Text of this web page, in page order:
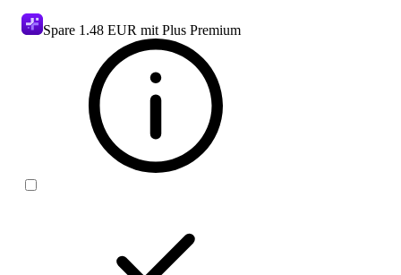
Spare 1.48 EUR mit Plus Premium